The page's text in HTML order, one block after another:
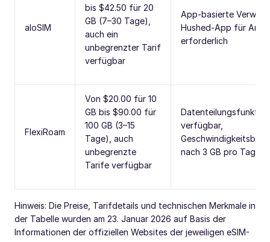
aloSIM
bis $42.50 für 20
GB (7–30 Tage),
auch ein
unbegrenzter Tarif
verfügbar
App-basierte
Hushed-App für
erforderlich
FlexiRoam
Von $20.00 für 10
GB bis $90.00 für
100 GB (3–15
Tage), auch
unbegrenzte
Tarife verfügbar
Datenteilungsfunktion
verfügbar,
nach 3 GB pro Tag
Hinweis: Die Preise, Tarifdetails und technischen Merkmale in
der Tabelle wurden am 23. Januar 2026 auf Basis der
Informationen der offiziellen Websites der jeweiligen eSIM-